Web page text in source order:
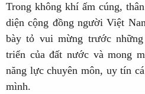
Trong không khí ấm cúng,
diện cộng đồng người Việt
bày tỏ vui mừng trước
triển của đất nước và mong
năng lực chuyên môn, uy tín
mình.